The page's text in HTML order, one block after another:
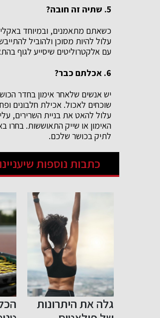
5. שתיה זה חובה?
כשאתם מתאמנים, ובמיוחד
עלול להיות מסוכן ולהוביל
עם אלקטרוליטים שיסייע לגוף
6. אכלתם כבר?
יש אנשים שלאחר אימון בחדר
שוכחים לאכול. אכילת חלבונים
עלול להאט את בניית השרירים,
האימון או שייק התאוששות. בחרו
לתיק בכושר שלכם.
כתבות נוספות
הכל על פאדל